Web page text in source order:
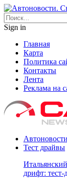
Sign in
Главная
Карта
Политика
Контакты
Лента
Реклама на
Автоновости
Тест драйвы
дрифт: тест-